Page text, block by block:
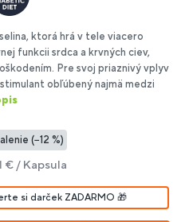
ktorá hrá v tele viacero
funkcii srdca a krvných ciev,
Pre svoj priaznivý vplyv
obľúbený najmä medzi
(−12 %)
€ / Kapsula
si darček ZADARMO 🎁